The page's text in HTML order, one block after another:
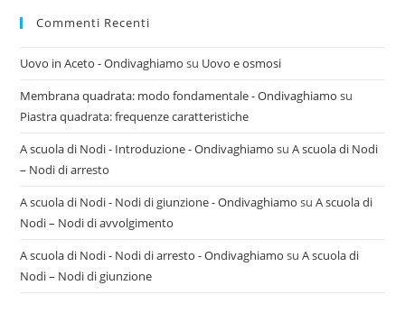
Commenti Recenti
Uovo in Aceto - Ondivaghiamo su Uovo e osmosi
Membrana quadrata: modo fondamentale - Ondivaghiamo su
Piastra quadrata: frequenze caratteristiche
A scuola di Nodi - Introduzione - Ondivaghiamo suA scuola di Nodi
– Nodi di arresto
A scuola di Nodi - Nodi di giunzione - Ondivaghiamo suA scuola di
Nodi – Nodi di avvolgimento
A scuola di Nodi - Nodi di arresto - Ondivaghiamo suA scuola di
Nodi – Nodi di giunzione